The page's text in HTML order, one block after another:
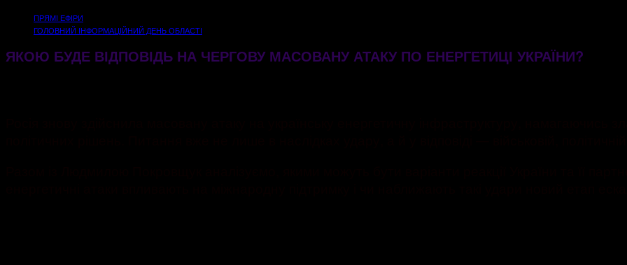
ПРЯМІ ЕФІРИ
ГОЛОВНИЙ ІНФОРМАЦІЙНИЙ ДЕНЬ ОБЛАСТІ
ЯКОЮ БУДЕ ВІДПОВІДЬ НА ЧЕРГОВУ МАСОВАНУ АТАКУ ПО ЕНЕРГЕТИЦІ УКРАЇНИ?